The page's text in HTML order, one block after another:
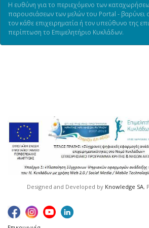
Η ευθύνη για το περιεχόμενο των
παρουσιάσεων των μελών του Portal - βαρύνει
τον κάθε επιχειρηματία ή τον υπεύθυνο της
περίπτωση το Επιμελητήριο Κυκλάδων.
Designed and Developed by Knowledge SA,